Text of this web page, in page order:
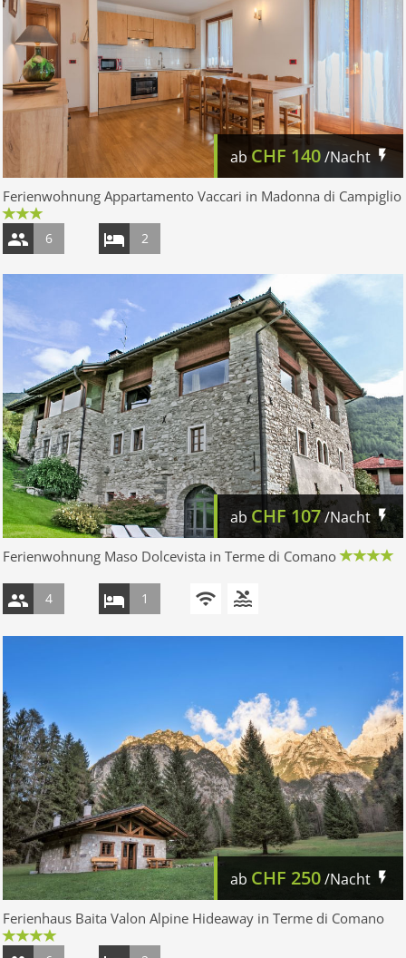
ab CHF 140/Nacht
Ferienwohnung Appartamento Vaccari in Madonna di Campiglio
6 2
ab CHF 107/Nacht
Ferienwohnung Maso Dolcevista in Terme di Comano
4 1
ab CHF 250/Nacht
Ferienhaus Baita Valon Alpine Hideaway in Terme di Comano